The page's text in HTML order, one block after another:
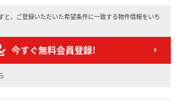
と、ご登録いただいた希望条件に一致する物件情報をいち
今すぐ無料会員登録!